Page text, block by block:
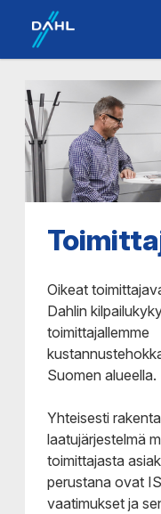
Oikeat
Dahlin
toimittajallemme
Suomen alueella.
Yhteisesti
laatujärjestelmä
toimittajasta
perustana ovat
vaatimukset ja